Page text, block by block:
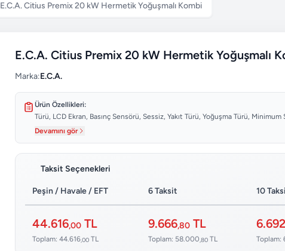
E.C.A. Citius Premix 20 kW Hermetik Yoğuşmalı Kombi
E.C.A. Citius Premix 20 kW Hermetik Yoğuşmalı
Marka:E.C.A.
Ürün Özellikleri:
Türü, LCD Ekran, Basınç Sensörü, Sessiz, Yakıt Türü, Yoğuşma Türü, Minimum
Devamını gör
Taksit Seçenekleri
Peşin / Havale / EFT 6 Taksit 10
44.616,00 TL
Toplam: 44.616,00 TL
9.666,80 TL
Toplam: 58.000 ,80 TL
6.692
Toplam: